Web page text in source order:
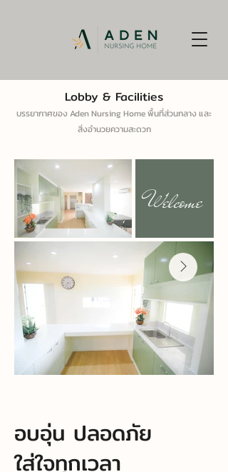
Lobby & Facilities
บรรยากาศของ Aden Nursing Home พื้นที่ส่วนกลาง และ
สิ่งอำนวยความสะดวก
Welcome
อบอุ่น ปลอดภัย
​ใส่ใจทุกเวลา